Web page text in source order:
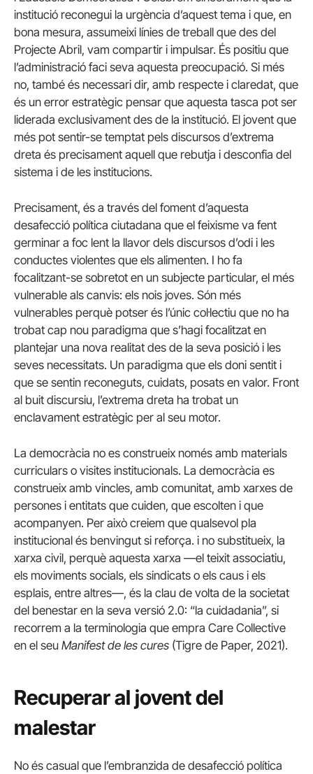
institució reconegui la urgència d’aquest tema i que, en
bona mesura, assumeixi línies de treball que des del
Projecte Abril, vam compartir i impulsar. És positiu que
l’administració faci seva aquesta preocupació. Si més
no, també és necessari dir, amb respecte i claredat, que
és un error estratègic pensar que aquesta tasca pot ser
liderada exclusivament des de la institució. El jovent que
més pot sentir-se temptat pels discursos d’extrema
dreta és precisament aquell que rebutja i desconfia del
sistema i de les institucions.
Precisament, és a través del foment d’aquesta
desafecció política ciutadana que el feixisme va fent
germinar a foc lent la llavor dels discursos d’odi i les
conductes violentes que els alimenten. I ho fa
focalitzant-se sobretot en un subjecte particular, el més
vulnerable als canvis: els nois joves. Són més
vulnerables perquè potser és l’únic col·lectiu que no ha
trobat cap nou paradigma que s’hagi focalitzat en
plantejar una nova realitat des de la seva posició i les
seves necessitats. Un paradigma que els doni sentit i
que se sentin reconeguts, cuidats, posats en valor. Front
al buit discursiu, l’extrema dreta ha trobat un
enclavament estratègic per al seu motor.
La democràcia no es construeix només amb materials
curriculars o visites institucionals. La democràcia es
construeix amb vincles, amb comunitat, amb xarxes de
persones i entitats que cuiden, que escolten i que
acompanyen. Per això creiem que qualsevol pla
institucional és benvingut si reforça. i no substitueix, la
xarxa civil, perquè aquesta xarxa —el teixit associatiu,
els moviments socials, els sindicats o els caus i els
esplais, entre altres—, és la clau de volta de la societat
del benestar en la seva versió 2.0: “la cuidadania”, si
recorrem a la terminologia que empra Care Collective
en el seu Manifest de les cures (Tigre de Paper, 2021).
Recuperar al jovent del
malestar
No és casual que l’embranzida de desafecció política